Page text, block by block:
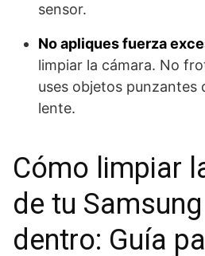
sensor.
No apliques fuerza
limpiar la cámara. No
uses objetos punzantes
lente.
Cómo limpiar
de tu
dentro: Guía